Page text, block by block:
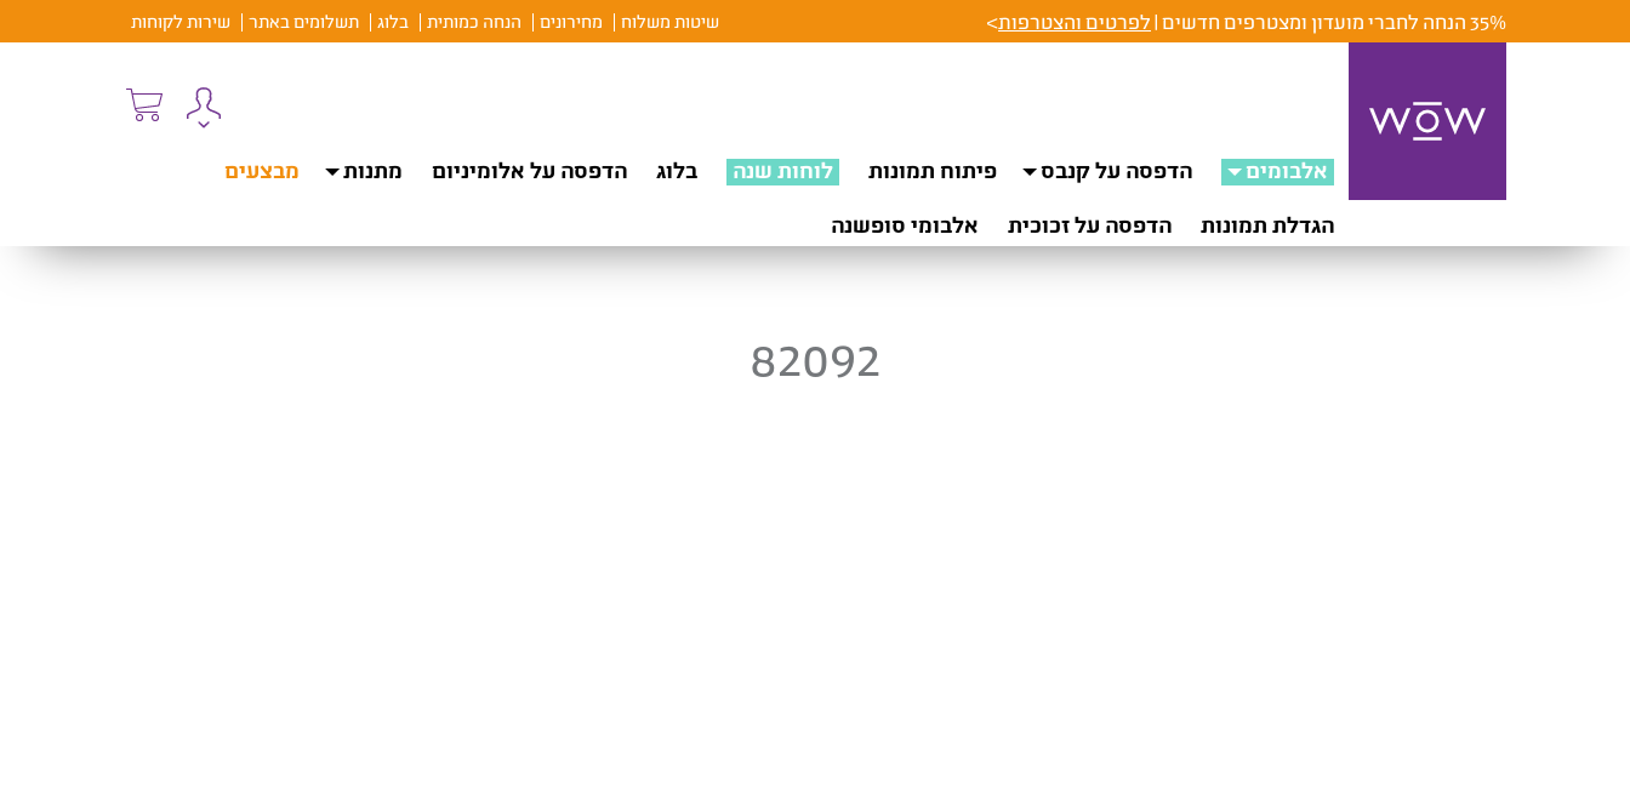
35% הנחה לחברי מועדון ומצטרפים חדשים | לפרטים והצטרפות> שיטות משלוח מחירונים הנחה כמותית בלוג תשלומים באתר שירות לקוחות
אלבומים הדפסה על קנבס פיתוח תמונות לוחות שנה בלוג הדפסה על אלומיניום מתנות
מבצעים
הגדלת תמונות
הדפסה על זכוכית אלבומי סופשנה
82092